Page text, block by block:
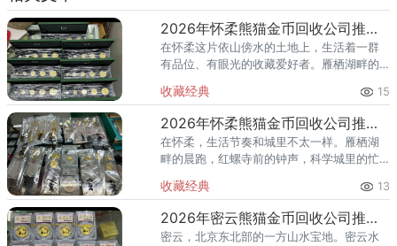
2026年怀柔熊猫金币回收公司推荐 怀柔回收熊猫金币渠道
在怀柔这片依山傍水的土地上，生活着一群
有品位、有眼光的收藏爱好者。雁栖湖畔的
红螺寺的香火绵延不绝——怀柔的藏家群体
也在悄然壮大。熊猫金币，作为
收藏经典 15
2026年怀柔熊猫金币回收公司推荐 怀柔哪里回收熊猫金币
在怀柔，生活节奏和城里不太一样。雁栖湖
畔的晨跑，红螺寺前的钟声，科学城里的忙
值。熊猫金币作为兼具投资与收藏属性的热
门品种，在怀柔的藏家圈子里一
收藏经典 13
2026年密云熊猫金币回收公司推荐 密云回收熊猫金币正规渠道
密云，北京东北部的一方山水宝地。密云水